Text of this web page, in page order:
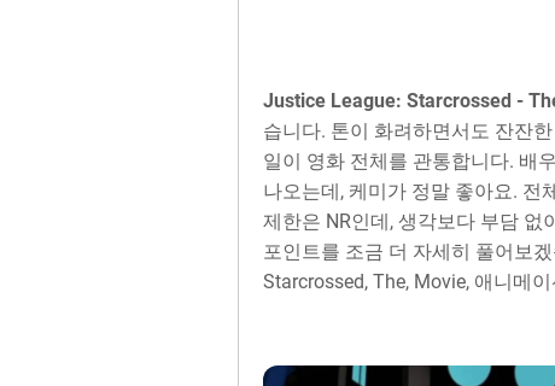
Justice League: Starcrossed -
습니다. 톤이 화려하면서도 잔잔
일이 영화 전체를 관통합니다. 배
나오는데, 케미가 정말 좋아요. 전
제한은 NR인데, 생각보다 부담 없
포인트를 조금 더 자세히 풀어보
Starcrossed, The, Movie, 애니메이